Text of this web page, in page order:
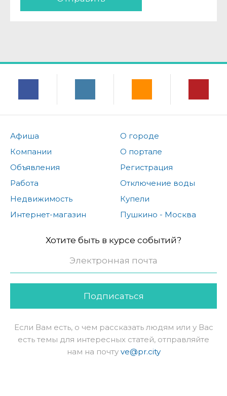
Афиша
Компании
Объявления
Работа
Недвижимость
Интернет-магазин
О городе
О портале
Регистрация
Отключение воды
Купели
Пушкино - Москва
Хотите быть в курсе событий?
Подписаться
Если Вам есть, о чем рассказать людям или у Вас
есть темы для интересных статей, отправляйте
нам на почту ve@pr.city